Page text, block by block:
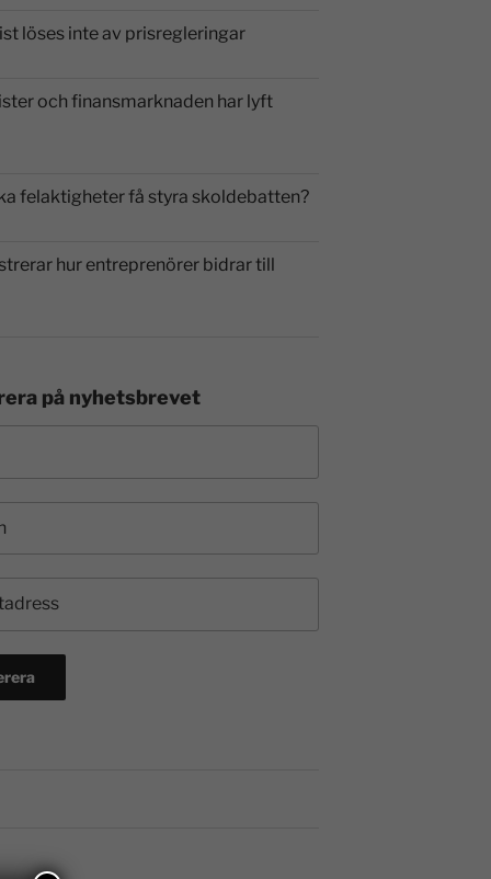
löses inte av prisregleringar
och finansmarknaden har lyft
felaktigheter få styra skoldebatten?
hur entreprenörer bidrar till
på nyhetsbrevet